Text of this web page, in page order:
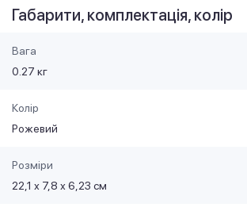
Габарити, комплектація, колір
Вага
0.27 кг
Колір
Рожевий
Розміри
22,1 х 7,8 х 6,23 см